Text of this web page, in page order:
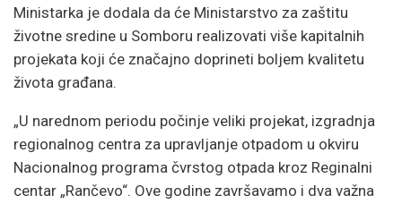
Ministarka je dodala da će Ministarstvo za zaštitu
životne sredine u Somboru realizovati više kapitalnih
projekata koji će značajno doprineti boljem kvalitetu
života građana.
„U narednom periodu počinje veliki projekat, izgradnja
regionalnog centra za upravljanje otpadom u okviru
Nacionalnog programa čvrstog otpada kroz Reginalni
centar „Rančevo“. Ove godine završavamo i dva važna